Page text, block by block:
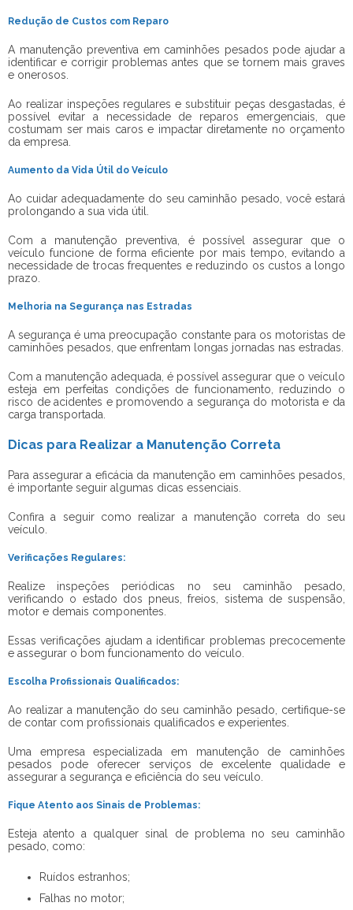
Redução de Custos com Reparo
A manutenção preventiva em caminhões pesados pode ajudar a
identificar e corrigir problemas antes que se tornem mais graves
e onerosos.
Ao realizar inspeções regulares e substituir peças desgastadas, é
possível evitar a necessidade de reparos emergenciais, que
costumam ser mais caros e impactar diretamente no orçamento
da empresa.
Aumento da Vida Útil do Veículo
Ao cuidar adequadamente do seu caminhão pesado, você estará
prolongando a sua vida útil.
Com a manutenção preventiva, é possível assegurar que o
veículo funcione de forma eficiente por mais tempo, evitando a
necessidade de trocas frequentes e reduzindo os custos a longo
prazo.
Melhoria na Segurança nas Estradas
A segurança é uma preocupação constante para os motoristas de
caminhões pesados, que enfrentam longas jornadas nas estradas.
Com a manutenção adequada, é possível assegurar que o veículo
esteja em perfeitas condições de funcionamento, reduzindo o
risco de acidentes e promovendo a segurança do motorista e da
carga transportada.
Dicas para Realizar a Manutenção Correta
Para assegurar a eficácia da manutenção em caminhões pesados,
é importante seguir algumas dicas essenciais.
Confira a seguir como realizar a manutenção correta do seu
veículo.
Verificações Regulares:
Realize inspeções periódicas no seu caminhão pesado,
verificando o estado dos pneus, freios, sistema de suspensão,
motor e demais componentes.
Essas verificações ajudam a identificar problemas precocemente
e assegurar o bom funcionamento do veículo.
Escolha Profissionais Qualificados:
Ao realizar a manutenção do seu caminhão pesado, certifique-se
de contar com profissionais qualificados e experientes.
Uma empresa especializada em manutenção de caminhões
pesados pode oferecer serviços de excelente qualidade e
assegurar a segurança e eficiência do seu veículo.
Fique Atento aos Sinais de Problemas:
Esteja atento a qualquer sinal de problema no seu caminhão
pesado, como:
Ruídos estranhos;
Falhas no motor;